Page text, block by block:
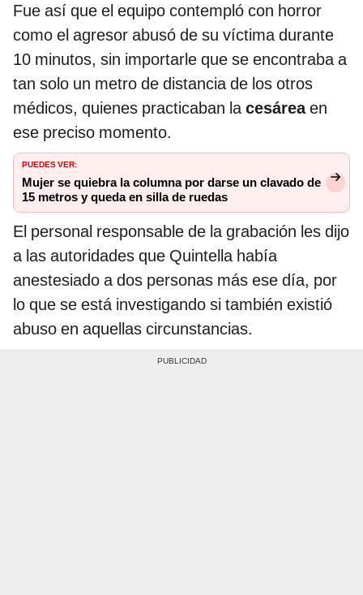
Fue así que el equipo contempló con horror
como el agresor abusó de su víctima durante
10 minutos, sin importarle que se encontraba a
tan solo un metro de distancia de los otros
médicos, quienes practicaban lacesáreaen
ese preciso momento.
PUEDES VER:
Mujer se quiebra la columna por darse un clavado de
15 metros y queda en silla de ruedas
El personal responsable de la grabación les dijo
a las autoridades que Quintella había
anestesiado a dos personas más ese día, por
lo que se está investigando si también existió
abuso en aquellas circunstancias.